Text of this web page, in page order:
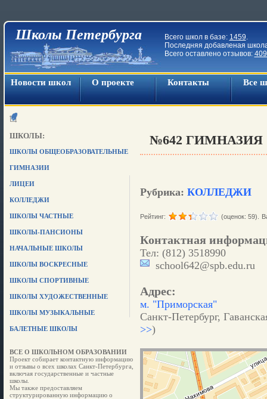
Школы Петербурга Всего школ в базе: 1459.
Последняя добавленая
Всего оставлено отзывов:
Новости школ О проекте Контакты Все
ШКОЛЫ:
ШКОЛЫ ОБЩЕОБРАЗОВАТЕЛЬНЫЕ
ГИМНАЗИИ
ЛИЦЕИ
КОЛЛЕДЖИ
ШКОЛЫ ЧАСТНЫЕ
ШКОЛЫ-ПАНСИОНЫ
НАЧАЛЬНЫЕ ШКОЛЫ
ШКОЛЫ ВОСКРЕСНЫЕ
ШКОЛЫ СПОРТИВНЫЕ
ШКОЛЫ ХУДОЖЕСТВЕННЫЕ
ШКОЛЫ МУЗЫКАЛЬНЫЕ
БАЛЕТНЫЕ ШКОЛЫ
ВСЕ О ШКОЛЬНОМ ОБРАЗОВАНИИ
Проект собирает контактную информацию
и отзывы о всех школах Санкт-Петербурга,
включая государственные и частные
школы.
Мы также предоставляем
структурированную информацию о
№642
Рубрика: КОЛЛЕДЖИ
Рейтинг: (оценок: 59).
Контактная
Тел: (812) 3518990
school642@spb.edu.ru
Адрес:
м. "Приморская"
Санкт-Петербург,
>>)